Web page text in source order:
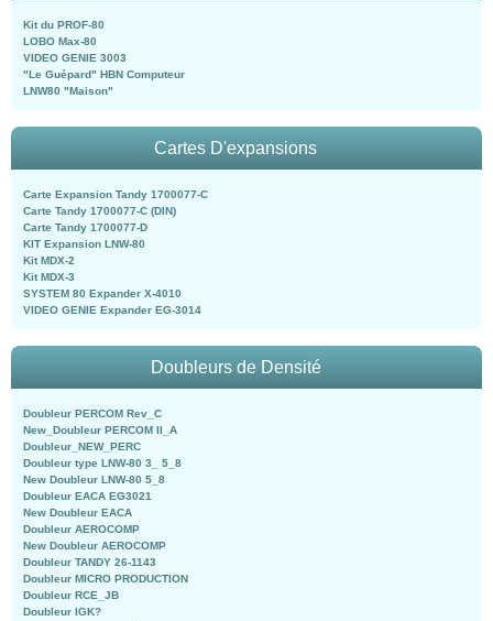
Kit du PROF-80
LOBO Max-80
VIDEO GENIE 3003
"Le Guépard" HBN Computeur
LNW80 "Maison"
Cartes D'expansions
Carte Expansion Tandy 1700077-C
Carte Tandy 1700077-C (DIN)
Carte Tandy 1700077-D
KIT Expansion LNW-80
Kit MDX-2
Kit MDX-3
SYSTEM 80 Expander X-4010
VIDEO GENIE Expander EG-3014
Doubleurs de Densité
Doubleur PERCOM Rev_C
New_Doubleur PERCOM II_A
Doubleur_NEW_PERC
Doubleur type LNW-80 3_ 5_8
New Doubleur LNW-80 5_8
Doubleur EACA EG3021
New Doubleur EACA
Doubleur AEROCOMP
New Doubleur AEROCOMP
Doubleur TANDY 26-1143
Doubleur MICRO PRODUCTION
Doubleur RCE_JB
Doubleur IGK?